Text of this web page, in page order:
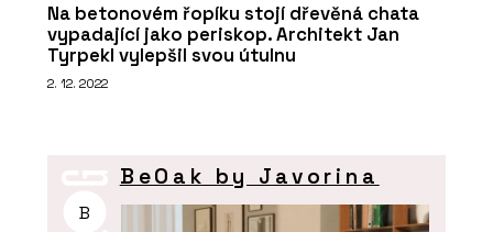
Na betonovém řopíku stojí dřevěná chata
vypadající jako periskop. Architekt Jan
Tyrpekl vylepšil svou útulnu
2. 12. 2022
B
BeOak by Javorina